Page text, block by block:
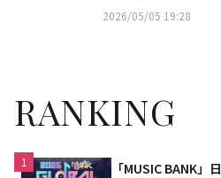
も…暴露者が通話内容を公開
2026/05/05 19:28
が
RANKING
1
「MUSIC BANK